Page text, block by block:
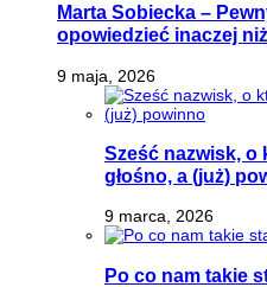
Marta Sobiecka –
opowiedzieć inaczej
9 maja, 2026
Sześć nazwisk, o
głośno, a (już)
9 marca, 2026
Po co nam takie